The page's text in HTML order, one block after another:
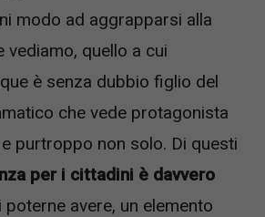
modo ad aggrapparsi alla
vediamo, quello a cui
è senza dubbio figlio del
che vede protagonista
purtroppo non solo. Di questi
per i cittadini è davvero
poterne avere, un elemento